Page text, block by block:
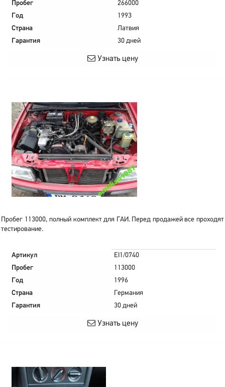
Пробег
266000
Год
1993
Страна
Латвия
Гарантия
30 дней
Узнать цену
Пробег 113000, полный комплект для ГАИ. Перед продажей все проходят
тестирование.
Артикул
EI1/0740
Пробег
113000
Год
1996
Страна
Германия
Гарантия
30 дней
Узнать цену